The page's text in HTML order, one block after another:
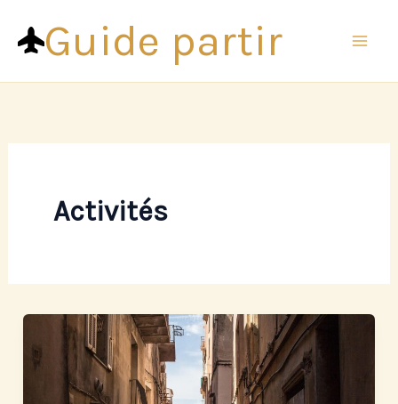
contenuGuide partir
Activités